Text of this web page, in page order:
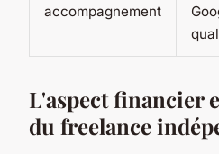
accompagnement
L'aspect financier
du freelance